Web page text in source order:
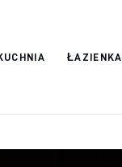
ŁAZIENKA